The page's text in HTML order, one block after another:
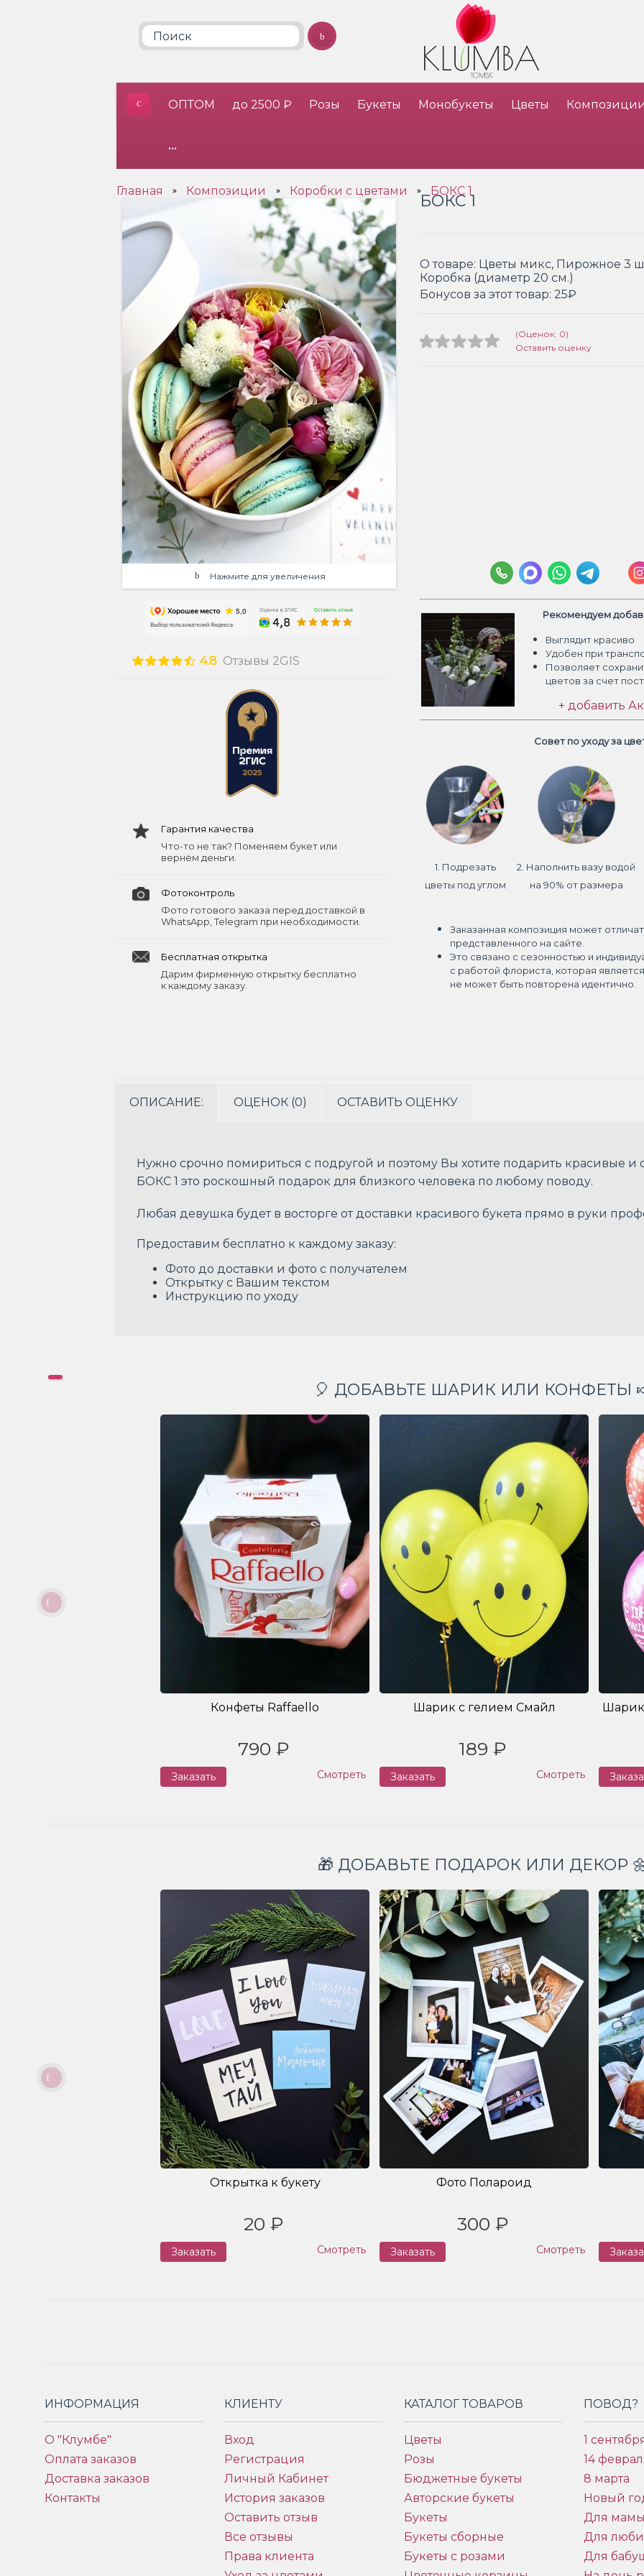
ОПТОМ до 2500 ₽ Розы Букеты Монобукеты Цветы
•••
Главная » Композиции » Коробки с цветами » БОКС 1
Нажмите для увеличения
4.8 Отзывы 2GIS
Гарантия качества
Что-то не так? Поменяем букет или
вернём деньги.
Фотоконтроль
Фото готового заказа перед доставкой в
WhatsApp, Telegram при необходимости.
Бесплатная открытка
Дарим фирменную открытку бесплатно
к каждому заказу.
БОКС 1
О товаре: Цветы микс, Пирожное 3
Коробка (диаметр 20 см.)
Бонусов за этот товар: 25₽
(Оценок: 0)
Оставить оценку
Рекомендуем
Выглядит красиво
Удобен при
Позволяет
цветов за счет
+ добавить
Совет по уходу за
1. Подрезать
цветы под углом
2. Наполнить вазу водой
на 90% от размера
Заказанная композиция может
представленного на сайте.
Это связано с сезонностью и
с работой флориста, которая
не может быть повторена идентично.
ОПИСАНИЕ: ОЦЕНОК (0) ОСТАВИТЬ ОЦЕНКУ
Нужно срочно помириться с подругой и поэтому Вы хотите подарить красивые
БОКС 1 это роскошный подарок для близкого человека по любому поводу.
Любая девушка будет в восторге от доставки красивого букета прямо в руки
Предоставим бесплатно к каждому заказу:
Фото до доставки и фото с получателем
Открытку с Вашим текстом
Инструкцию по уходу
🎈 ДОБАВЬТЕ ШАРИК ИЛИ КОНФЕТЫ
Конфеты Raffaello
790 ₽
Заказать Смотреть
Шарик с гелием Смайл
189 ₽
Заказать Смотреть
🎁 ДОБАВЬТЕ ПОДАРОК ИЛИ ДЕКОР
Открытка к букету
20 ₽
Заказать Смотреть
Фото Полароид
300 ₽
Заказать Смотреть
ИНФОРМАЦИЯ
О "Клумбе"
Оплата заказов
Доставка заказов
Контакты
КЛИЕНТУ
Вход
Регистрация
Личный Кабинет
История заказов
Оставить отзыв
Все отзывы
Права клиента
КАТАЛОГ ТОВАРОВ
Цветы
Розы
Бюджетные букеты
Авторские букеты
Букеты
Букеты сборные
Букеты с розами
ПОВОД?
1
14
8 марта
Новый
Для
Для
Для